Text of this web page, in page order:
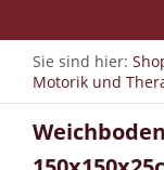
Sie sind hier:
Motorik und